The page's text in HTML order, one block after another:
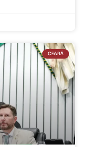
CEARÁ